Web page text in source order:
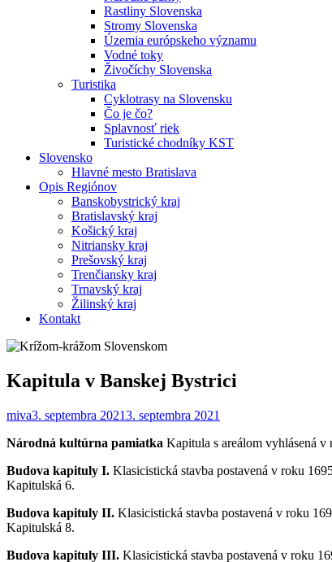
Rastliny Slovenska
Stromy Slovenska
Územia európskeho významu
Vodné toky
Živočíchy Slovenska
Turistika
Cyklotrasy na Slovensku
Čo je čo?
Splavnosť riek
Turistické chodníky KST
Slovensko
Hlavné mesto Bratislava
Opis Regiónov
Banskobystrický kraj
Bratislavský kraj
Košický kraj
Nitriansky kraj
Prešovský kraj
Trenčiansky kraj
Trnavský kraj
Žilinský kraj
Kontakt
Kapitula v Banskej Bystrici
miva3. septembra 20213. septembra 2021
Národná kultúrna pamiatka Kapitula s areálom vyhlásená
Budova kapituly I. Klasicistická stavba postavená v roku
Kapitulská 6.
Budova kapituly II. Klasicistická stavba postavená v roku
Kapitulská 8.
Budova kapituly III. Klasicistická stavba postavená v roku